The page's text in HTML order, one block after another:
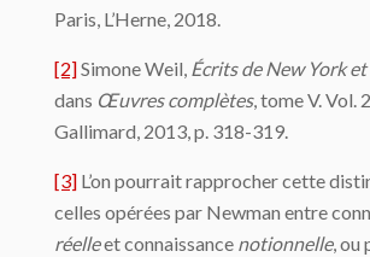
Paris, L’Herne, 2018.
[2]Simone Weil, Écrits de New York
dans Œuvres complètes, tome V. Vol.
Gallimard, 2013, p. 318-319.
[3] L’on pourrait rapprocher cette
celles opérées par Newman entre
réelleet connaissance notionnelle, ou